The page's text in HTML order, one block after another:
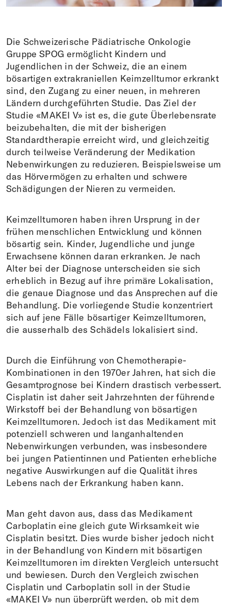
Die Schweizerische Pädiatrische Onkologie
Gruppe SPOG ermöglicht Kindern und
Jugendlichen in der Schweiz, die an einem
bösartigen extrakraniellen Keimzelltumor erkrankt
sind, den Zugang zu einer neuen, in mehreren
Ländern durchgeführten Studie. Das Ziel der
Studie «MAKEI V» ist es, die gute Überlebensrate
beizubehalten, die mit der bisherigen
Standardtherapie erreicht wird, und gleichzeitig
durch teilweise Veränderung der Medikation
Nebenwirkungen zu reduzieren. Beispielsweise um
das Hörvermögen zu erhalten und schwere
Schädigungen der Nieren zu vermeiden.
Keimzelltumoren haben ihren Ursprung in der
frühen menschlichen Entwicklung und können
bösartig sein. Kinder, Jugendliche und junge
Erwachsene können daran erkranken. Je nach
Alter bei der Diagnose unterscheiden sie sich
erheblich in Bezug auf ihre primäre Lokalisation,
die genaue Diagnose und das Ansprechen auf die
Behandlung. Die vorliegende Studie konzentriert
sich auf jene Fälle bösartiger Keimzelltumoren,
die ausserhalb des Schädels lokalisiert sind.
Durch die Einführung von Chemotherapie-
Kombinationen in den 1970er Jahren, hat sich die
Gesamtprognose bei Kindern drastisch verbessert.
Cisplatin ist daher seit Jahrzehnten der führende
Wirkstoff bei der Behandlung von bösartigen
Keimzelltumoren. Jedoch ist das Medikament mit
potenziell schweren und langanhaltenden
Nebenwirkungen verbunden, was insbesondere
bei jungen Patientinnen und Patienten erhebliche
negative Auswirkungen auf die Qualität ihres
Lebens nach der Erkrankung haben kann.
Man geht davon aus, dass das Medikament
Carboplatin eine gleich gute Wirksamkeit wie
Cisplatin besitzt. Dies wurde bisher jedoch nicht
in der Behandlung von Kindern mit bösartigen
Keimzelltumoren im direkten Vergleich untersucht
und bewiesen. Durch den Vergleich zwischen
Cisplatin und Carboplatin soll in der Studie
«MAKEI V» nun überprüft werden, ob mit dem